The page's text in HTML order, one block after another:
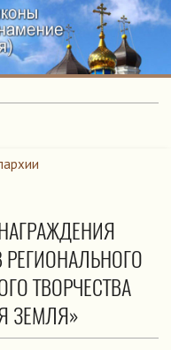
ТВОРЧЕСТВА
ЗЕМЛЯ»